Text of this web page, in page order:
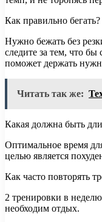
Как правильно бегать?
Нужно бежать без
следите за тем, что
поможет держать
Читать так же:
Какая должна быть
Оптимальное время
целью является
Как часто повторять
2 тренировки в
необходим отдых.